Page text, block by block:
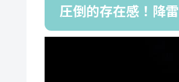
圧倒的存在感！降